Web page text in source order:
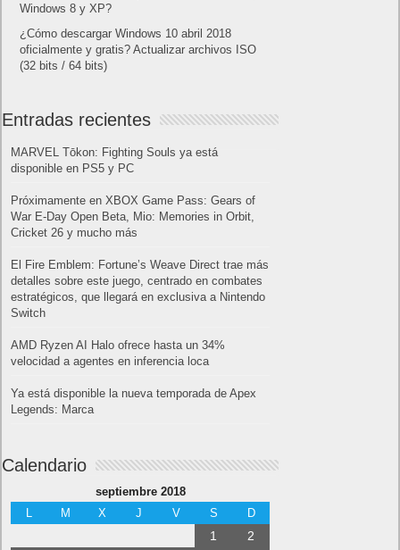
Windows 8 y XP?
¿Cómo descargar Windows 10 abril 2018
oficialmente y gratis? Actualizar archivos ISO
(32 bits / 64 bits)
Entradas recientes
MARVEL Tōkon: Fighting Souls ya está
disponible en PS5 y PC
Próximamente en XBOX Game Pass: Gears of
War E-Day Open Beta, Mio: Memories in Orbit,
Cricket 26 y mucho más
El Fire Emblem: Fortune’s Weave Direct trae más
detalles sobre este juego, centrado en combates
estratégicos, que llegará en exclusiva a Nintendo
Switch
AMD Ryzen AI Halo ofrece hasta un 34%
velocidad a agentes en inferencia loca
Ya está disponible la nueva temporada de Apex
Legends: Marca
Calendario
septiembre 2018
L
M X J V S D
1
2